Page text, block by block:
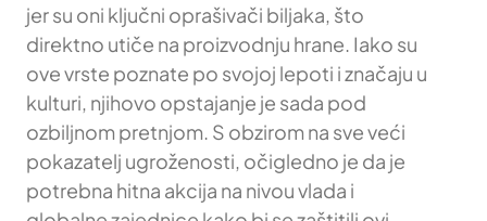
jer su oni ključni oprašivači biljaka, što
direktno utiče na proizvodnju hrane. Iako su
ove vrste poznate po svojoj lepoti i značaju u
kulturi, njihovo opstajanje je sada pod
ozbiljnom pretnjom. S obzirom na sve veći
pokazatelj ugroženosti, očigledno je da je
potrebna hitna akcija na nivou vlada i